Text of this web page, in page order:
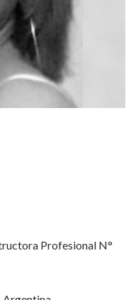
Profesional N°